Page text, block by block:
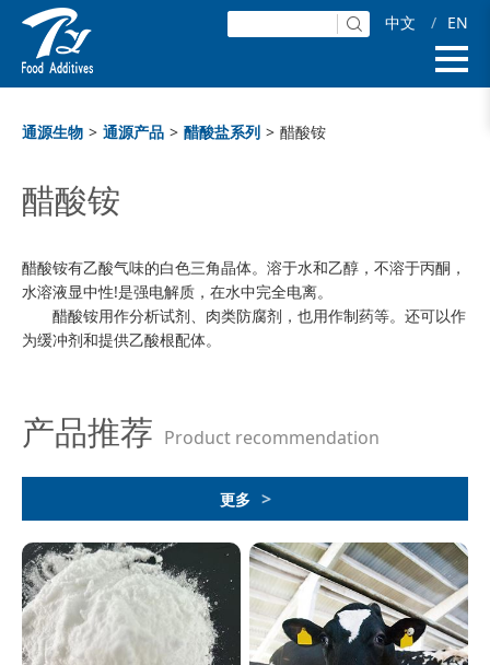
中文 / EN
通源生物 > 通源产品 > 醋酸盐系列 > 醋酸铵
醋酸铵
醋酸铵有乙酸气味的白色三角晶体。溶于水和乙醇，不溶于丙酮，
水溶液显中性!是强电解质，在水中完全电离。
醋酸铵用作分析试剂、肉类防腐剂，也用作制药等。还可以作
为缓冲剂和提供乙酸根配体。
产品推荐 Product recommendation
更多 >